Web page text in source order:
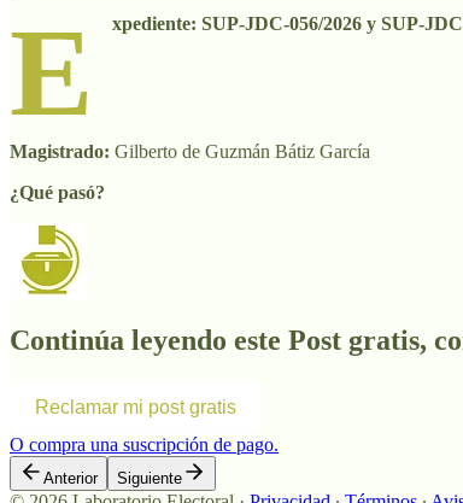
E xpediente: SUP-JDC-056/2026 y SUP-
Magistrado: Gilberto de Guzmán Bátiz García
¿Qué pasó?
Continúa leyendo este Post gratis,
Reclamar mi post gratis
O compra una suscripción de pago.
Anterior Siguiente